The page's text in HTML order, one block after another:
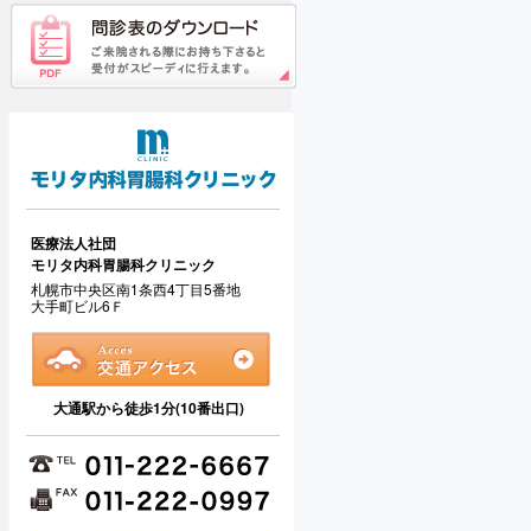
医療法人社団
モリタ内科胃腸科クリニック
札幌市中央区南1条西4丁目5番地
大手町ビル6Ｆ
大通駅から徒歩1分(10番出口)